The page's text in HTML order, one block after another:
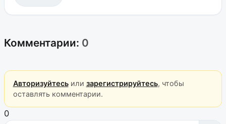
Комментарии: 0
Авторизуйтесьили зарегистрируйтесь, чтобы
оставлять комментарии.
0